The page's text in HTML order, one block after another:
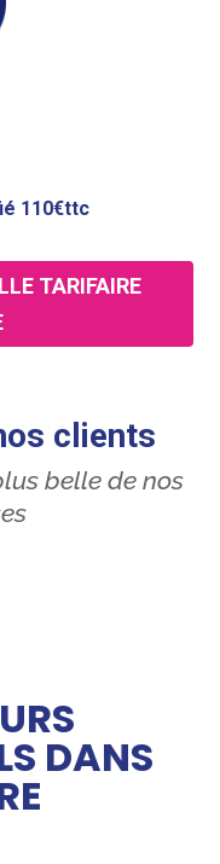
110€ttc
TARIFAIRE
clients
belle de nos
DANS